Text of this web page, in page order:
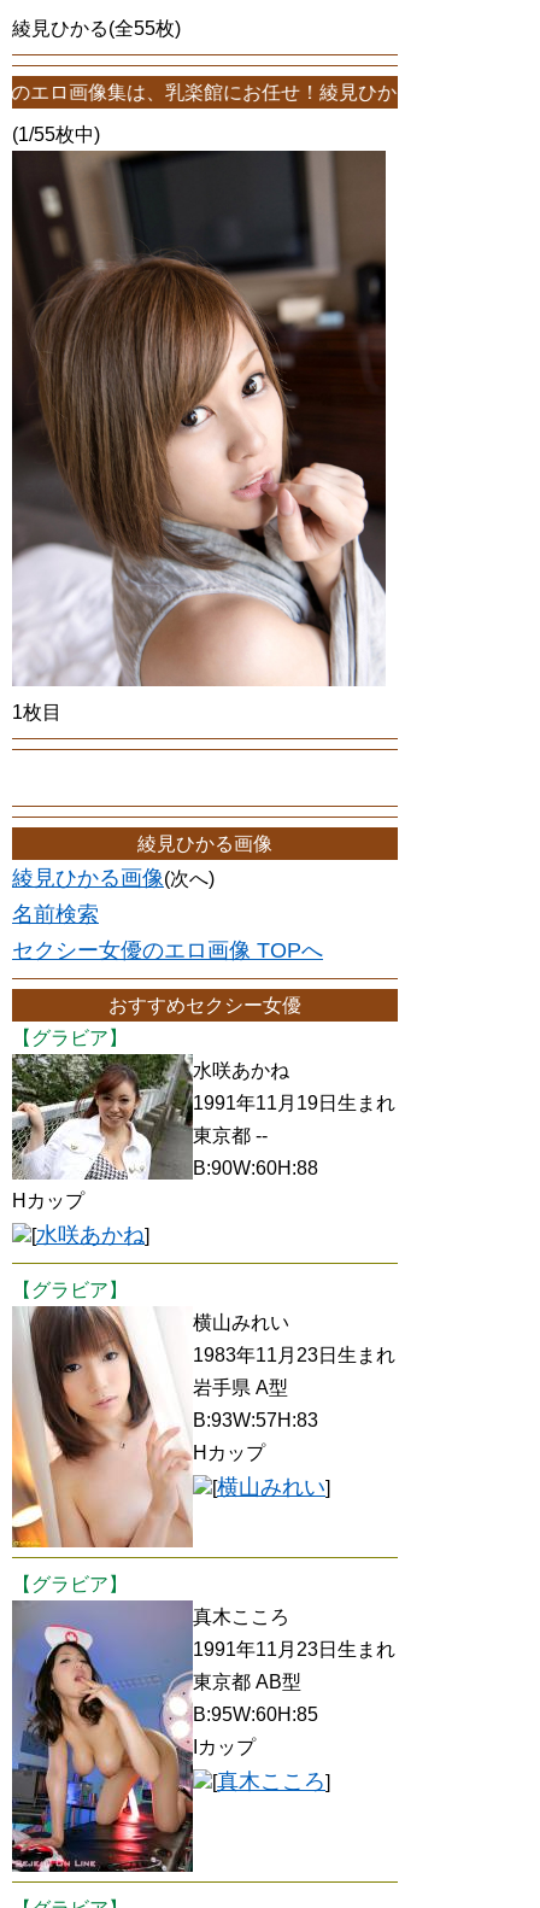
綾見ひかる(全55枚)
、乳楽館にお任せ！綾見ひかるエロ画像が55枚！このサ
(1/55枚中)
1枚目
綾見ひかる画像
綾見ひかる画像(次へ)
名前検索
セクシー女優のエロ画像 TOPへ
おすすめセクシー女優
【グラビア】
水咲あかね
1991年11月19日生まれ
東京都 --
B:90W:60H:88
Hカップ
[水咲あかね]
【グラビア】
横山みれい
1983年11月23日生まれ
岩手県 A型
B:93W:57H:83
Hカップ
[横山みれい]
【グラビア】
真木こころ
1991年11月23日生まれ
東京都 AB型
B:95W:60H:85
Iカップ
[真木こころ]